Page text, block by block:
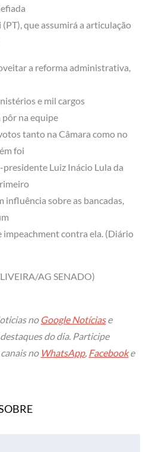
que assumirá a articulação
a reforma administrativa,
e mil cargos
pôr na equipe
tanto na Câmara como no
foi
Luiz Inácio Lula da
influência sobre as bancadas,
impeachment contra ela. (Diário
AG SENADO)
no Google Notíciase
do dia. Participe
no WhatsApp, Facebooke